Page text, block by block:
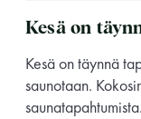
Kesä on
Kesä on täynnä
saunotaan.
saunatapahtumista.